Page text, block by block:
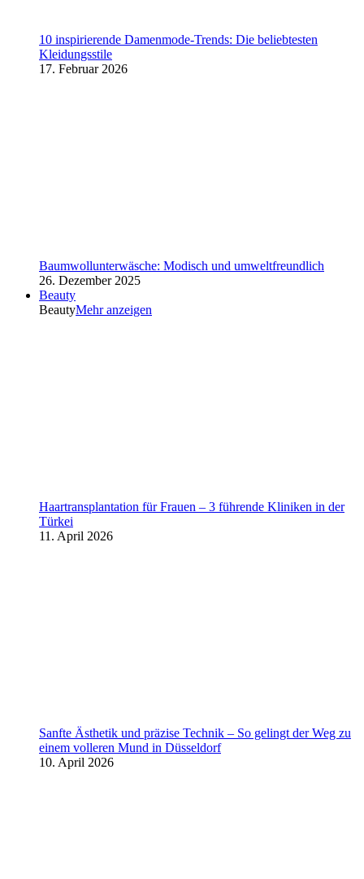
10 inspirierende Damenmode-Trends: Die beliebtesten
Kleidungsstile
17. Februar 2026
Baumwollunterwäsche: Modisch und umweltfreundlich
26. Dezember 2025
Beauty
BeautyMehr anzeigen
Haartransplantation für Frauen – 3 führende Kliniken in der
Türkei
11. April 2026
Sanfte Ästhetik und präzise Technik – So gelingt der Weg zu
einem volleren Mund in Düsseldorf
10. April 2026